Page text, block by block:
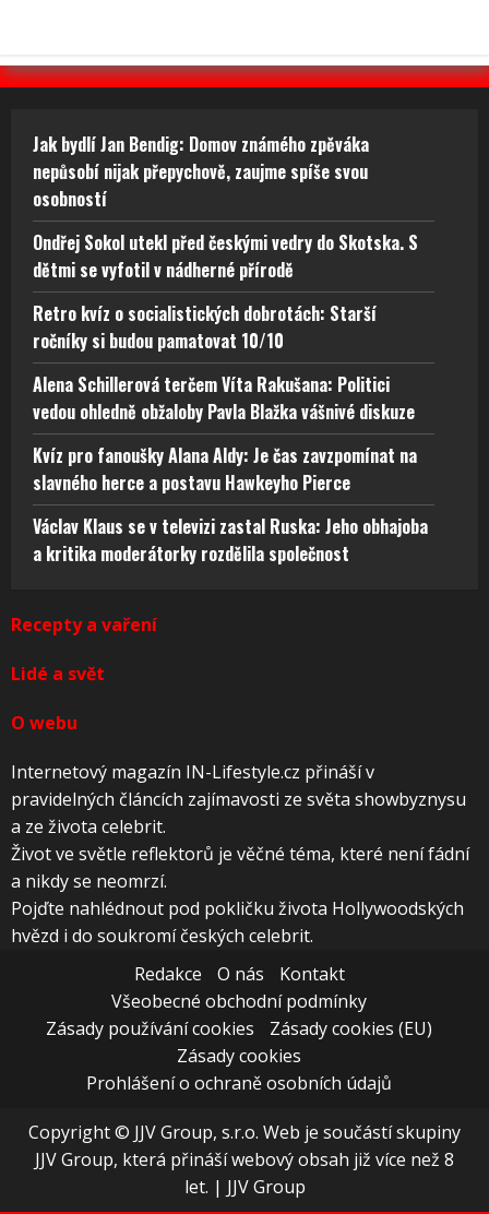
Jak bydlí Jan Bendig: Domov známého zpěváka
nepůsobí nijak přepychově, zaujme spíše svou
osobností
Ondřej Sokol utekl před českými vedry do Skotska. S
dětmi se vyfotil v nádherné přírodě
Retro kvíz o socialistických dobrotách: Starší
ročníky si budou pamatovat 10/10
Alena Schillerová terčem Víta Rakušana: Politici
vedou ohledně obžaloby Pavla Blažka vášnivé diskuze
Kvíz pro fanoušky Alana Aldy: Je čas zavzpomínat na
slavného herce a postavu Hawkeyho Pierce
Václav Klaus se v televizi zastal Ruska: Jeho obhajoba
a kritika moderátorky rozdělila společnost
Recepty a vaření
Lidé a svět
O webu
Internetový magazín IN-Lifestyle.cz přináší v
pravidelných článcích zajímavosti ze světa showbyznysu
a ze života celebrit.
Život ve světle reflektorů je věčné téma, které není fádní
a nikdy se neomrzí.
Pojďte nahlédnout pod pokličku života Hollywoodských
hvězd i do soukromí českých celebrit.
Redakce
O nás
Kontakt
Všeobecné obchodní podmínky
Zásady používání cookies
Zásady cookies (EU)
Zásady cookies
Prohlášení o ochraně osobních údajů
Copyright © JJV Group, s.r.o. Web je součástí skupiny
JJV Group, která přináší webový obsah již více než 8
let. | JJV Group